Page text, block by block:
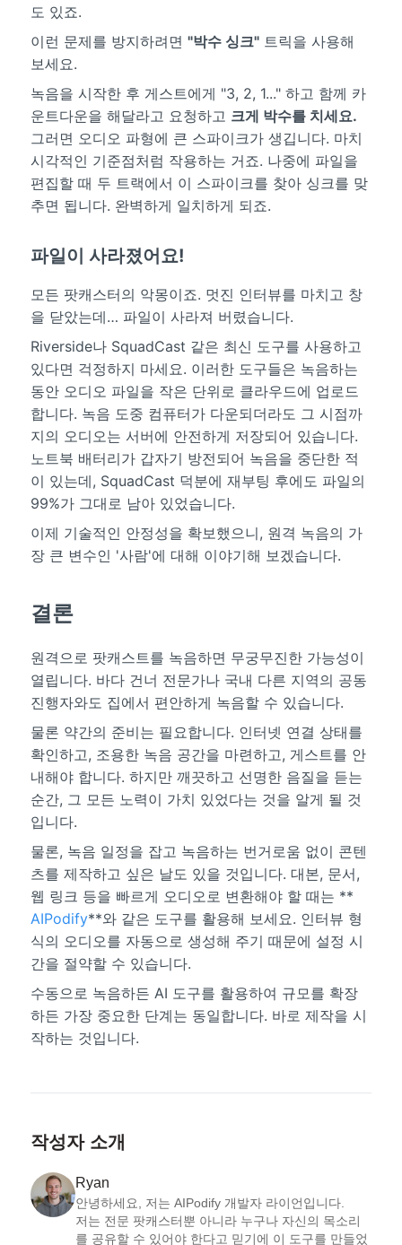
도 있죠.
이런 문제를 방지하려면 "박수 싱크"트릭을 사용해
보세요.
녹음을 시작한 후 게스트에게 "3, 2, 1..." 하고 함께 카
운트다운을 해달라고 요청하고 크게 박수를 치세요.
그러면 오디오 파형에 큰 스파이크가 생깁니다. 마치
시각적인 기준점처럼 작용하는 거죠. 나중에 파일을
편집할 때 두 트랙에서 이 스파이크를 찾아 싱크를 맞
추면 됩니다. 완벽하게 일치하게 되죠.
파일이 사라졌어요!
모든 팟캐스터의 악몽이죠. 멋진 인터뷰를 마치고 창
을 닫았는데… 파일이 사라져 버렸습니다.
Riverside나 SquadCast 같은 최신 도구를 사용하고
있다면 걱정하지 마세요. 이러한 도구들은 녹음하는
동안 오디오 파일을 작은 단위로 클라우드에 업로드
합니다. 녹음 도중 컴퓨터가 다운되더라도 그 시점까
지의 오디오는 서버에 안전하게 저장되어 있습니다.
노트북 배터리가 갑자기 방전되어 녹음을 중단한 적
이 있는데, SquadCast 덕분에 재부팅 후에도 파일의
99%가 그대로 남아 있었습니다.
이제 기술적인 안정성을 확보했으니, 원격 녹음의 가
장 큰 변수인 '사람'에 대해 이야기해 보겠습니다.
결론
원격으로 팟캐스트를 녹음하면 무궁무진한 가능성이
열립니다. 바다 건너 전문가나 국내 다른 지역의 공동
진행자와도 집에서 편안하게 녹음할 수 있습니다.
물론 약간의 준비는 필요합니다. 인터넷 연결 상태를
확인하고, 조용한 녹음 공간을 마련하고, 게스트를 안
내해야 합니다. 하지만 깨끗하고 선명한 음질을 듣는
순간, 그 모든 노력이 가치 있었다는 것을 알게 될 것
입니다.
물론, 녹음 일정을 잡고 녹음하는 번거로움 없이 콘텐
츠를 제작하고 싶은 날도 있을 것입니다. 대본, 문서,
웹 링크 등을 빠르게 오디오로 변환해야 할 때는 **
AIPodify**와 같은 도구를 활용해 보세요. 인터뷰 형
식의 오디오를 자동으로 생성해 주기 때문에 설정 시
간을 절약할 수 있습니다.
수동으로 녹음하든 AI 도구를 활용하여 규모를 확장
하든 가장 중요한 단계는 동일합니다. 바로 제작을 시
작하는 것입니다.
작성자 소개
Ryan
안녕하세요, 저는 AIPodify 개발자 라이언입니다.
저는 전문 팟캐스터뿐 아니라 누구나 자신의 목소리
를 공유할 수 있어야 한다고 믿기에 이 도구를 만들었